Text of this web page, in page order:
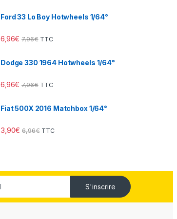
Ford 33 Lo Boy Hotwheels 1/64°
6,96€ 7,96€ TTC
Dodge 330 1964 Hotwheels 1/64°
6,96€ 7,96€ TTC
Fiat 500X 2016 Matchbox 1/64°
3,90€ 6,96€ TTC
S'inscrire